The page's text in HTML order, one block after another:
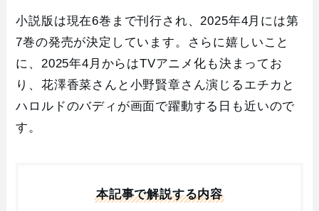
小説版は現在6巻まで刊行され、2025年4月には第
7巻の発売が決定しています。さらに嬉しいこと
に、2025年4月からはTVアニメ化も決まってお
り、花澤香菜さんと小野賢章さん演じるエチカと
ハロルドのバディが画面で躍動する日も近いので
す。
本記事で解説する内容